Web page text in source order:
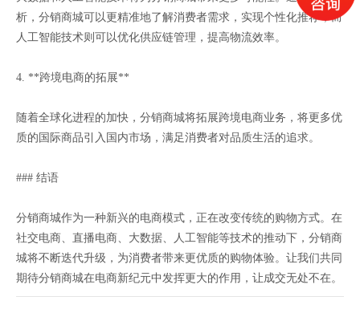
析，分销商城可以更精准地了解消费者需求，实现个性化推荐；而
人工智能技术则可以优化供应链管理，提高物流效率。
4. **跨境电商的拓展**
随着全球化进程的加快，分销商城将拓展跨境电商业务，将更多优
质的国际商品引入国内市场，满足消费者对品质生活的追求。
### 结语
分销商城作为一种新兴的电商模式，正在改变传统的购物方式。在
社交电商、直播电商、大数据、人工智能等技术的推动下，分销商
城将不断迭代升级，为消费者带来更优质的购物体验。让我们共同
期待分销商城在电商新纪元中发挥更大的作用，让成交无处不在。